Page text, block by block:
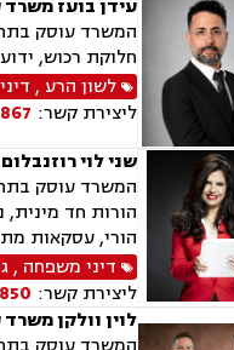
עידן בועז משרד
המשרד עוסק
חלוקת רכוש,
לשון הרע ,
ליצירת קשר:
שני לוי
המשרד עוסק
הורות חד מינית,
הורי, עסקאות
דיני משפחה ,
ליצירת קשר:
לוין וולקן משרד